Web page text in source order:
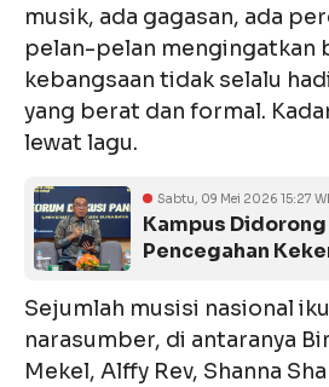
musik, ada gagasan, ada
pelan-pelan mengingatkan
kebangsaan tidak selalu
yang berat dan formal.
lewat lagu.
Sabtu, 09 Mei 2026 15:27
Kampus
Pencegahan
Sejumlah musisi nasional
narasumber, di antaranya
Mekel, Alffy Rev, Shanna